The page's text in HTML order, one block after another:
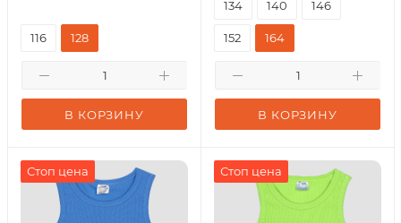
В КОРЗИНУ
116 128
В КОРЗИНУ
134 140 146
152 164
Стоп цена Стоп цена